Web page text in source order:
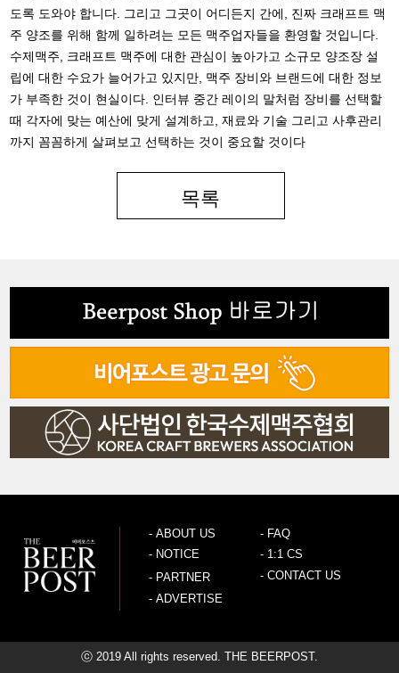
도록 도와야 합니다. 그리고 그곳이 어디든지 간에, 진짜 크래프트 맥
주 양조를 위해 함께 일하려는 모든 맥주업자들을 환영할 것입니다.
수제맥주, 크래프트 맥주에 대한 관심이 높아가고 소규모 양조장 설
립에 대한 수요가 늘어가고 있지만, 맥주 장비와 브랜드에 대한 정보
가 부족한 것이 현실이다. 인터뷰 중간 레이의 말처럼 장비를 선택할
때 각자에 맞는 예산에 맞게 설계하고, 재료와 기술 그리고 사후관리
까지 꼼꼼하게 살펴보고 선택하는 것이 중요할 것이다
목록
- ABOUT US
- NOTICE
- FAQ
- 1:1 CS
- CONTACT US
- PARTNER
- ADVERTISE
ⓒ 2019 All rights reserved. THE BEERPOST.